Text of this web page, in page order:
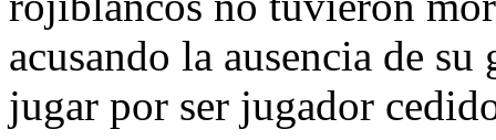
acusando la ausencia de
jugar por ser jugador